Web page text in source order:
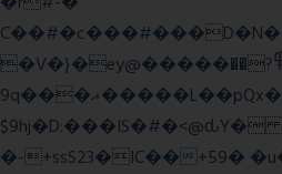
�V�}�ey@�����߾?��
9q���ޣ�����L��pQx���^^��;Q�~�~=y��
$9hj�D:���IS�#�<@ԃY�
�-+ssS23�IC��+59�